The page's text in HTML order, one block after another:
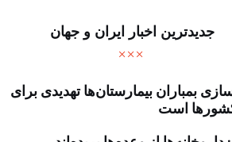
تبلیغات راه نو نیوز
آوین دیلی
جدیدترین اخبار ایران و جهان
بمباران بیمارستان‌ها تهدیدی برای
است